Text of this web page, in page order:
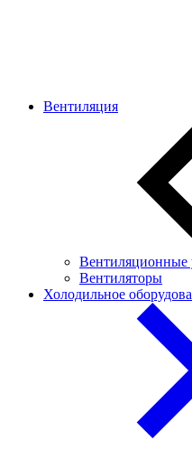
Вентиляция
Вентиляционные
Вентиляторы
Холодильное